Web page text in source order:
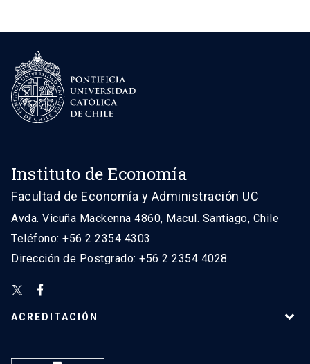
Instituto de Economía
Facultad de Economía y Administración UC
Avda. Vicuña Mackenna 4860, Macul. Santiago, Chile
Teléfono: +56 2 2354 4303
Dirección de Postgrado: +56 2 2354 4028
ACREDITACIÓN